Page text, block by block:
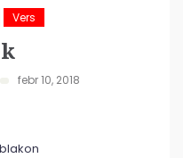
Vers
febr 10, 2018